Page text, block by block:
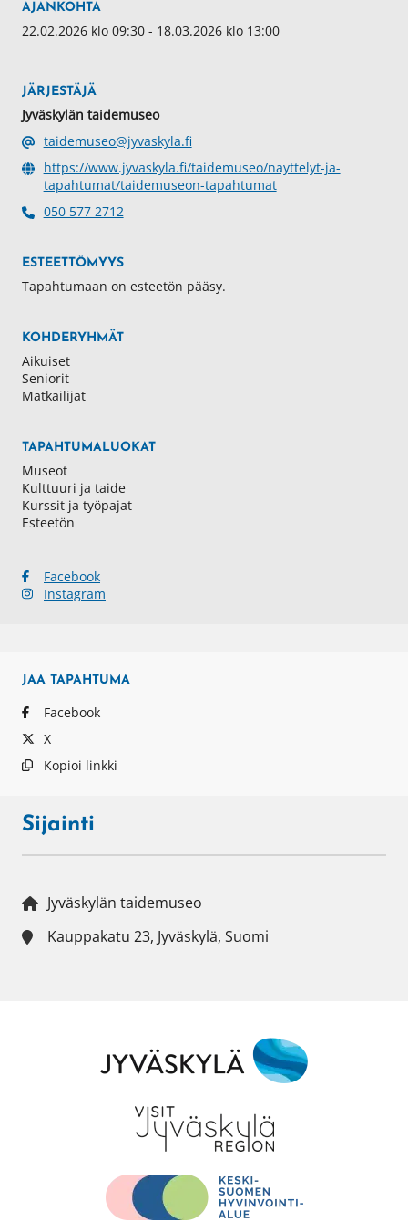
AJANKOHTA
22.02.2026 klo 09:30 - 18.03.2026 klo 13:00
JÄRJESTÄJÄ
Jyväskylän taidemuseo
taidemuseo@jyvaskyla.fi
https://www.jyvaskyla.fi/taidemuseo/nayttelyt-ja-
tapahtumat/taidemuseon-tapahtumat
050 577 2712
ESTEETTÖMYYS
Tapahtumaan on esteetön pääsy.
KOHDERYHMÄT
Aikuiset
Seniorit
Matkailijat
TAPAHTUMALUOKAT
Museot
Kulttuuri ja taide
Kurssit ja työpajat
Esteetön
Facebook
Instagram
JAA TAPAHTUMA
Facebook
X
Kopioi linkki
Sijainti
Jyväskylän taidemuseo
Kauppakatu 23, Jyväskylä, Suomi